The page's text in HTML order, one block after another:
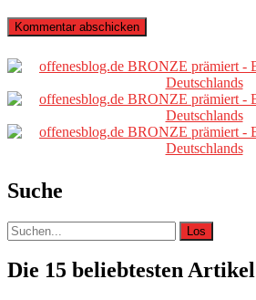
Primäre
Sidebar
Suche
Suche
nach:
Die 15 beliebtesten Artikel